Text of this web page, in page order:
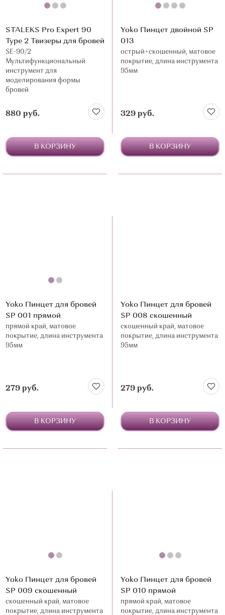
STALEKS Pro Expert 90
Type 2 Твизеры для бровей
SE-90/2
Мультифункциональный
инструмент для
моделирования формы
бровей
880 руб.
В КОРЗИНУ
Yoko Пинцет двойной SP
013
острый+скошенный, матовое
покрытие, длина инструмента
95мм
329 руб.
В КОРЗИНУ
Yoko Пинцет для бровей
SP 001 прямой
прямой край, матовое
покрытие, длина инструмента
95мм
279 руб.
В КОРЗИНУ
Yoko Пинцет для бровей
SP 008 скошенный
скошенный край, матовое
покрытие, длина инструмента
95мм
279 руб.
В КОРЗИНУ
Yoko Пинцет для бровей
SP 009 скошенный
скошенный край, матовое
покрытие, длина инструмента
Yoko Пинцет для бровей
SP 010 прямой
прямой край, матовое
покрытие, длина инструмента